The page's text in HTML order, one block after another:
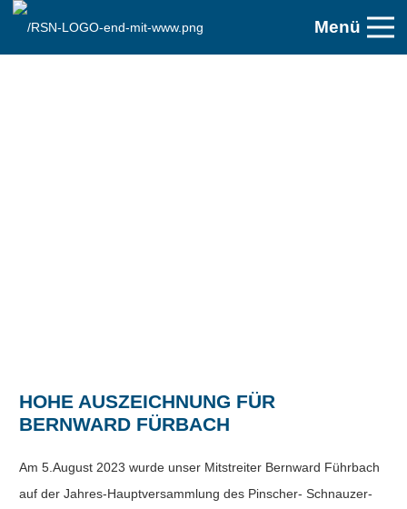
Menü
HOHE AUSZEICHNUNG FÜR
BERNWARD FÜRBACH
Am 5.August 2023 wurde unser Mitstreiter Bernward Führbach
auf der Jahres-Hauptversammlung des Pinscher- Schnauzer-